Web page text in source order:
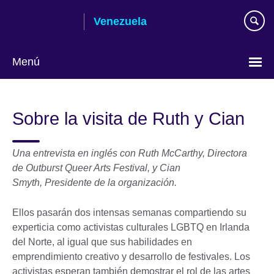
Venezuela
Menú
idioma
Sobre la visita de Ruth y Cian
Una entrevista en inglés con Ruth McCarthy, Directora
de Outburst Queer Arts Festival, y Cian
Smyth, Presidente de la organización.
Ellos pasarán dos intensas semanas compartiendo su
experticia como activistas culturales LGBTQ en Irlanda
del Norte, al igual que sus habilidades en
emprendimiento creativo y desarrollo de festivales. Los
activistas esperan también demostrar el rol de las artes